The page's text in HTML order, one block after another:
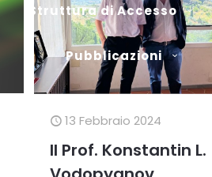
Struttura di Accesso
Pubblicazioni
13 Febbraio 2024
Il Prof. Konstantin L.